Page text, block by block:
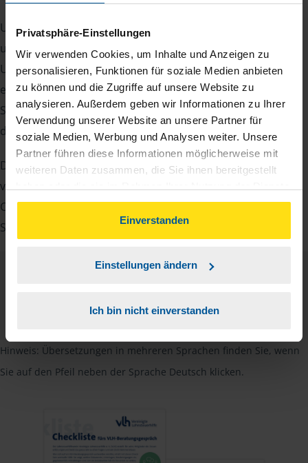
Privatsphäre-Einstellungen
Wir verwenden Cookies, um Inhalte und Anzeigen zu
personalisieren, Funktionen für soziale Medien anbieten
zu können und die Zugriffe auf unsere Website zu
analysieren. Außerdem geben wir Informationen zu Ihrer
Verwendung unserer Website an unsere Partner für
soziale Medien, Werbung und Analysen weiter. Unsere
Partner führen diese Informationen möglicherweise mit
weiteren Daten zusammen, die Sie ihnen bereitgestellt
gesammelt haben. Indem Sie auf Einverstanden klicken,
können Sie der Verwendung von Cookies, gemäß
unserer
Einverstanden
Einstellungen ändern
Ich bin nicht einverstanden
Um Ihre Steuererklärung erstellen zu können, benötigen
unsere Beraterinnen und Berater eine Reihe von
Unterlagen von Ihnen. Dazu gehört beispielsweise die
elektronische Lohnsteuerbescheinigung, Ihre
Steueridentifikationsnummer, der Rentenbescheid oder
die Bescheinigung über das Kindergeld.
Damit Sie sich gut vorbereiten können und keinen der
vielen Nachweise vergessen, stellen wir Ihnen hier eine
Checkliste für Arbeitnehmer, Beamte, Auszubildende und
Studenten sowie Rentner zur Verfügung.
Hinweis: Übersetzungen in mehreren Sprachen finden Sie, wenn
Sie auf den Pfeil neben der Sprache Deutsch klicken.